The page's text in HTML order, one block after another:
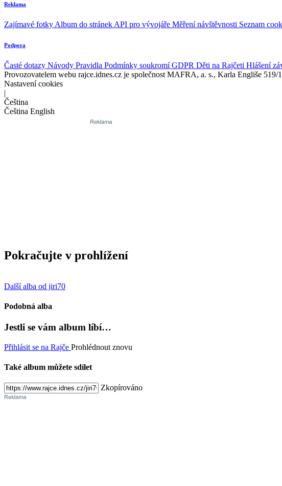
Reklama
Zajímavé fotky Album do stránek API pro vývojáře Měření návštěvnosti Seznam
Podpora
Časté dotazy Návody Pravidla Podmínky soukromíGDPR Děti na Rajčeti Hlášení
Provozovatelem webu rajce.idnes.cz je společnost MAFRA, a. s., Karla Engliše 519/
Nastavení cookies
|
Čeština
Čeština English
Pokračujte v prohlížení
Další alba od jiri70
Podobná alba
Jestli se vám album líbí…
Přihlásit se na Rajče Prohlédnout znovu
Také album můžete sdílet
Zkopírováno